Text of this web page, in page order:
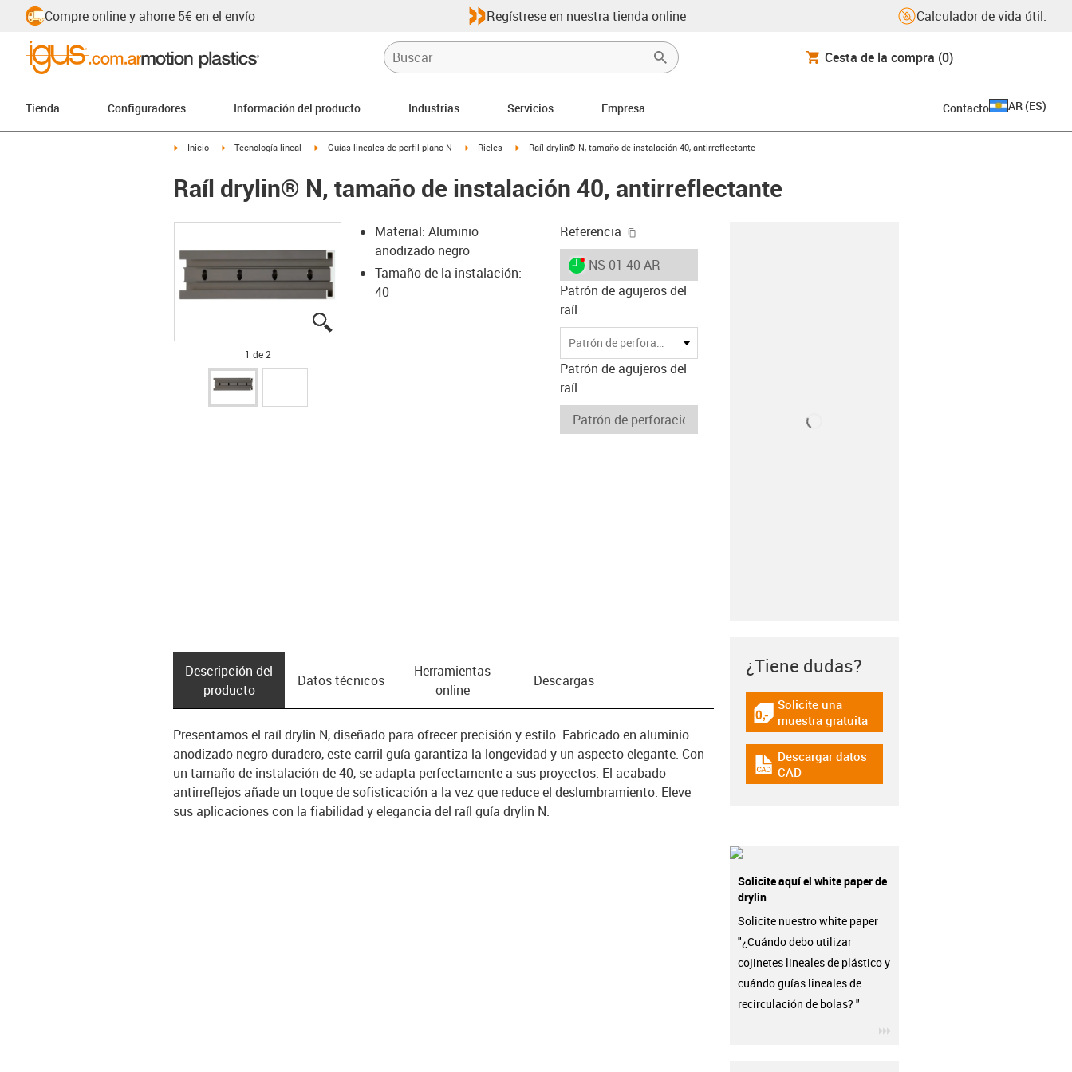
Compre online y ahorre 5€ en el envío Regístrese en nuestra tienda online Calculador de vida útil.
Cesta de la compra (0)
Tienda Configuradores Información del producto Industrias Servicios Empresa Contacto AR (ES)
igus-icon-arrow-right
Inicio igus-icon-arrow-right
Tecnología lineal igus-icon-arrow-right
Guías lineales de perfil plano N igus-icon-arrow-right
Rieles igus-icon-arrow-right
Raíl drylin® N, tamaño de instalación 40, antirreflectante
Raíl drylin® N, tamaño de instalación 40, antirreflectante
1 de 2
Material: Aluminio
anodizado negro
Tamaño de la instalación:
40
Referencia
igus-icon-lieferzeit-dot
NS-01-40-AR
Patrón de agujeros del
raíl
Patrón de perforación estándar
Patrón de agujeros del
raíl
Descripción del
producto
Datos técnicos
Herramientas
online
Descargas
Presentamos el raíl drylin N, diseñado para ofrecer precisión y estilo. Fabricado en aluminio
anodizado negro duradero, este carril guía garantiza la longevidad y un aspecto elegante. Con
un tamaño de instalación de 40, se adapta perfectamente a sus proyectos. El acabado
antirreflejos añade un toque de sofisticación a la vez que reduce el deslumbramiento. Eleve
sus aplicaciones con la fiabilidad y elegancia del raíl guía drylin N.
¿Tiene dudas?
igus-icon-gratismuster
Solicite una
muestra gratuita
igus-icon-cad-dateien
Descargar datos
CAD
Solicite aquí el white paper de
drylin
Solicite nuestro white paper
"¿Cuándo debo utilizar
cojinetes lineales de plástico y
cuándo guías lineales de
recirculación de bolas? "